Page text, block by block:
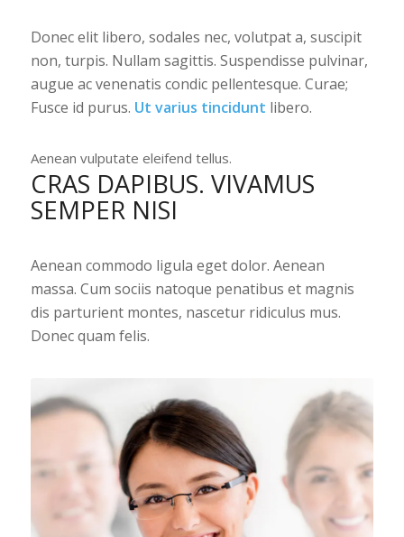
Donec elit libero, sodales nec, volutpat a, suscipit
non, turpis. Nullam sagittis. Suspendisse pulvinar,
augue ac venenatis condic pellentesque. Curae;
Fusce id purus. Ut varius tincidunt libero.
Aenean vulputate eleifend tellus.
CRAS DAPIBUS. VIVAMUS
SEMPER NISI
Aenean commodo ligula eget dolor. Aenean
massa. Cum sociis natoque penatibus et magnis
dis parturient montes, nascetur ridiculus mus.
Donec quam felis.